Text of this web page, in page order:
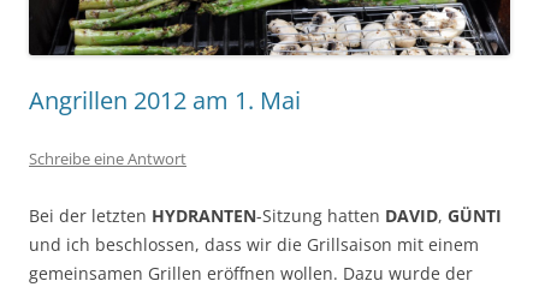
Angrillen 2012 am 1. Mai
Schreibe eine Antwort
Bei der letzten HYDRANTEN-Sitzung hatten DAVID, GÜNTI
und ich beschlossen, dass wir die Grillsaison mit einem
gemeinsamen Grillen eröffnen wollen. Dazu wurde der